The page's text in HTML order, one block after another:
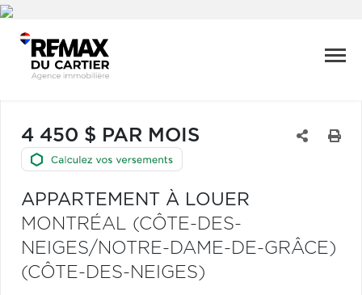
4 450 $ PAR MOIS
APPARTEMENT À LOUER
MONTRÉAL (CÔTE-DES-
NEIGES/NOTRE-DAME-DE-GRÂCE)
(CÔTE-DES-NEIGES)